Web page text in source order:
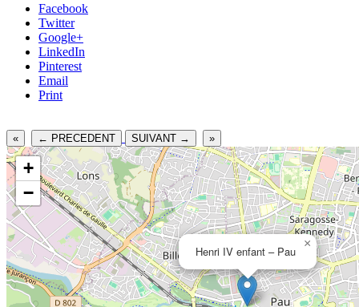
Facebook
Twitter
Google+
LinkedIn
Pinterest
Email
Print
« ← PRECEDENT SUIVANT → »
Henri IV enfant – Pau
×
+
−